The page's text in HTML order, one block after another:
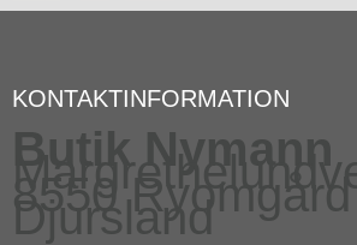
KONTAKTINFORMATION
Butik Nymann
8550 Ryomgård
Djursland